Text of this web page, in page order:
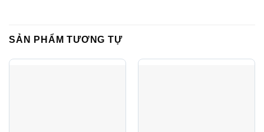
SẢN PHẨM TƯƠNG TỰ